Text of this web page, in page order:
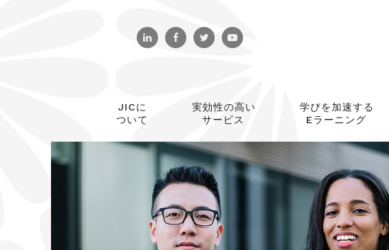
JICに
ついて
実効性の高い
サービス
学びを加速する
Eラーニング